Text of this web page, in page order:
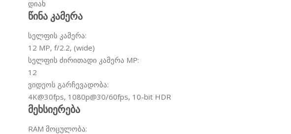
დიახ
წინა კამერა
სელფის კამერა:
12 MP, f/2.2, (wide)
სელფის ძირითადი კამერა MP:
12
ვიდეოს გარჩევადობა:
4K@30fps, 1080p@30/60fps, 10-bit HDR
მეხსიერება
RAM მოცულობა: